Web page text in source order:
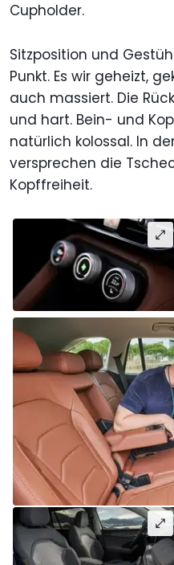
Cupholder.
Sitzposition und
Punkt. Es wir geheizt,
auch massiert. Die
und hart. Bein- und
natürlich kolossal. In
versprechen die
Kopffreiheit.